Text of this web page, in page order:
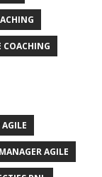
COACHING
MANAGER AGILE